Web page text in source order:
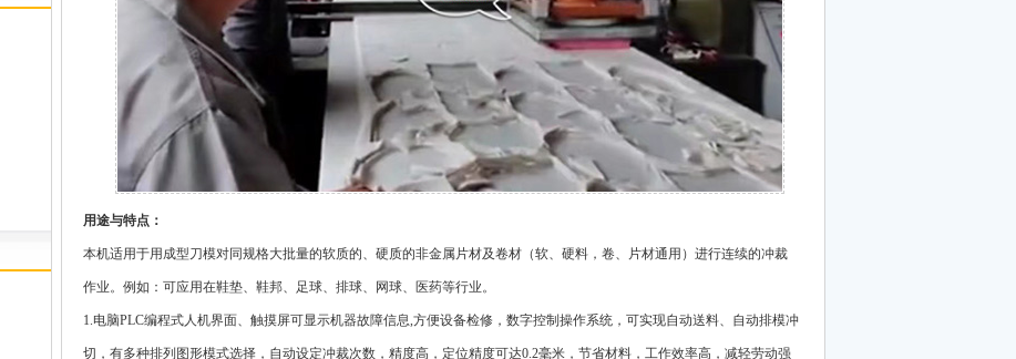
用途与特点：
本机适用于用成型刀模对同规格大批量的软质的、硬质的非金属片材及卷材（软、硬料，卷、片材通用）进行连续的冲裁
作业。例如：可应用在鞋垫、鞋邦、足球、排球、网球、医药等行业。
1.电脑PLC编程式人机界面、触摸屏可显示机器故障信息,方便设备检修，数字控制操作系统，可实现自动送料、自动排模冲
切，有多种排列图形模式选择，自动设定冲裁次数，精度高，定位精度可达0.2毫米，节省材料，工作效率高，减轻劳动强